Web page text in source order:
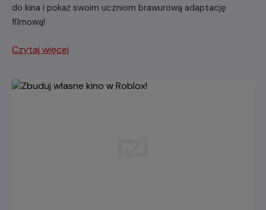
do kina i pokaż swoim uczniom brawurową adaptację
filmową!
Czytaj więcej